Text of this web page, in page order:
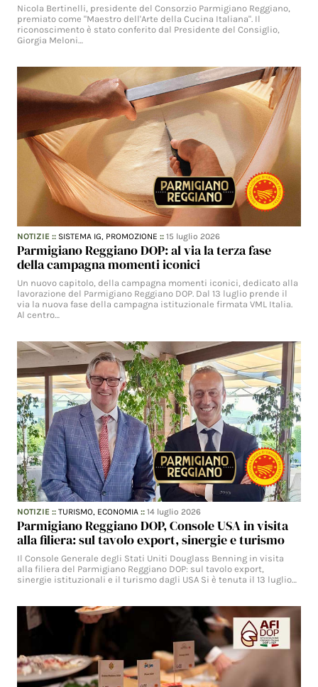
Nicola Bertinelli, presidente del Consorzio Parmigiano Reggiano,
premiato come "Maestro dell'Arte della Cucina Italiana". Il
riconoscimento è stato conferito dal Presidente del Consiglio,
Giorgia Meloni…
NOTIZIE :: SISTEMA IG, PROMOZIONE ::15 luglio 2026
Parmigiano Reggiano DOP: al via la terza fase
della campagna momenti iconici
Un nuovo capitolo, della campagna momenti iconici, dedicato alla
lavorazione del Parmigiano Reggiano DOP. Dal 13 luglio prende il
via la nuova fase della campagna istituzionale firmata VML Italia.
Al centro…
NOTIZIE ::TURISMO, ECONOMIA ::14 luglio 2026
Parmigiano Reggiano DOP, Console USA in visita
alla filiera: sul tavolo export, sinergie e turismo
Il Console Generale degli Stati Uniti Douglass Benning in visita
alla filiera del Parmigiano Reggiano DOP: sul tavolo export,
sinergie istituzionali e il turismo dagli USA Si è tenuta il 13 luglio…